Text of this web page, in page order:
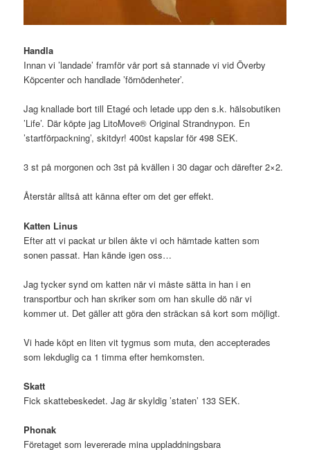
Handla
Innan vi ’landade’ framför vår port så stannade vi vid Överby
Köpcenter och handlade ’förnödenheter’.
Jag knallade bort till Etagé och letade upp den s.k. hälsobutiken
’Life’. Där köpte jag LitoMove® Original Strandnypon. En
’startförpackning’, skitdyr! 400st kapslar för 498 SEK.
3 st på morgonen och 3st på kvällen i 30 dagar och därefter 2×2.
Återstår alltså att känna efter om det ger effekt.
Katten Linus
Efter att vi packat ur bilen åkte vi och hämtade katten som
sonen passat. Han kände igen oss…
Jag tycker synd om katten när vi måste sätta in han i en
transportbur och han skriker som om han skulle dö när vi
kommer ut. Det gäller att göra den sträckan så kort som möjligt.
Vi hade köpt en liten vit tygmus som muta, den accepterades
som lekduglig ca 1 timma efter hemkomsten.
Skatt
Fick skattebeskedet. Jag är skyldig ’staten’ 133 SEK.
Phonak
Företaget som levererade mina uppladdningsbara